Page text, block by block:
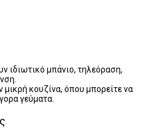
ιδιωτικό μπάνιο, τηλεόραση,
κουζίνα, όπου μπορείτε να
γεύματα.